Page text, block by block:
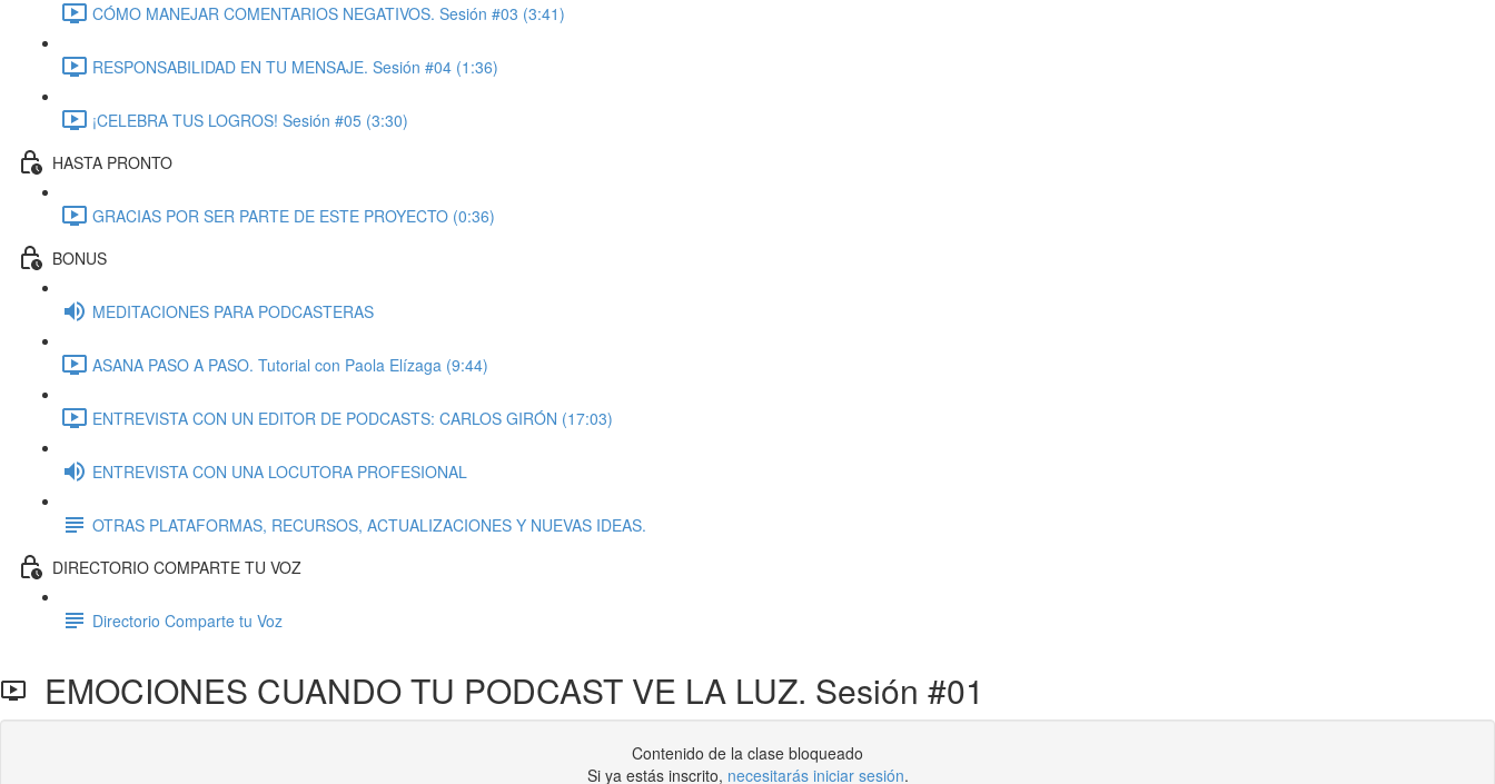
CÓMO MANEJAR COMENTARIOS NEGATIVOS. Sesión #03 (3:41)
RESPONSABILIDAD EN TU MENSAJE. Sesión #04 (1:36)
¡CELEBRA TUS LOGROS! Sesión #05 (3:30)
HASTA PRONTO
GRACIAS POR SER PARTE DE ESTE PROYECTO (0:36)
BONUS
MEDITACIONES PARA PODCASTERAS
ASANA PASO A PASO. Tutorial con Paola Elízaga (9:44)
ENTREVISTA CON UN EDITOR DE PODCASTS: CARLOS GIRÓN (17:03)
ENTREVISTA CON UNA LOCUTORA PROFESIONAL
OTRAS PLATAFORMAS, RECURSOS, ACTUALIZACIONES Y NUEVAS IDEAS.
DIRECTORIO COMPARTE TU VOZ
Directorio Comparte tu Voz
EMOCIONES CUANDO TU PODCAST VE LA LUZ. Sesión #01
Contenido de la clase bloqueado
Si ya estás inscrito, necesitarás iniciar sesión.